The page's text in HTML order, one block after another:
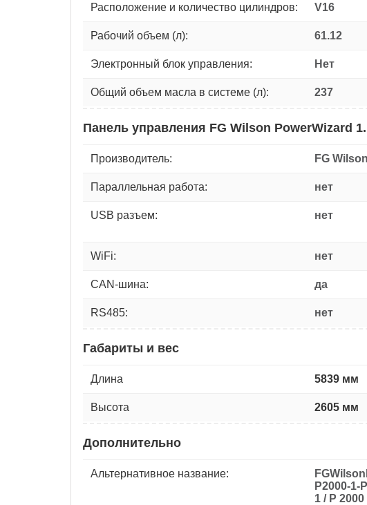
Расположение и количество цилиндров: V16
Рабочий объем (л): 61.12
Электронный блок управления: Нет
Общий объем масла в системе (л): 237
Панель управления FG Wilson PowerWizard
Производитель: FG Wilson
Параллельная работа: нет
USB разъем: нет
WiFi: нет
CAN-шина: да
RS485: нет
Габариты и вес
Длина 5839 мм
Высота 2605 мм
Дополнительно
Альтернативное название:
P2000-1-
1 / P 2000